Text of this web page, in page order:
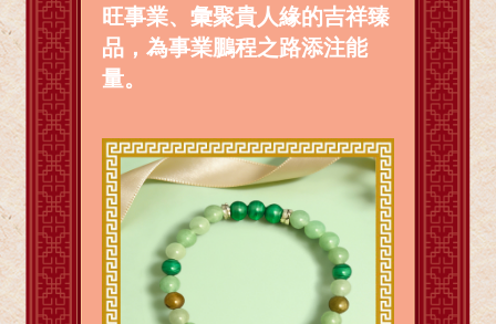
旺事業、彙聚貴人緣的吉祥臻
品，為事業鵬程之路添注能
量。